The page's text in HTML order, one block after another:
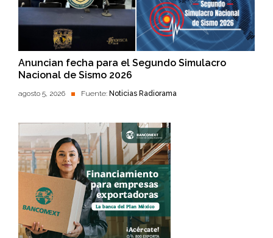
Anuncian fecha para el Segundo Simulacro
Nacional de Sismo 2026
agosto 5, 2026 Fuente: Noticias Radiorama